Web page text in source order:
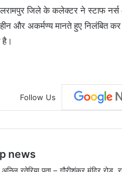
बलरामपुर जिले के कलेक्टर ने स्टाफ
और अकर्मण्य मानते हुए निलंबित
है।
Follow Us
news